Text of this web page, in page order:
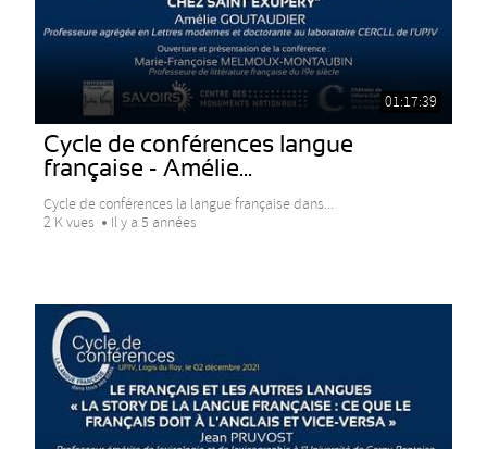
01:17:39
Cycle de conférences langue
française - Amélie...
Cycle de conférences la langue française dans...
2 K vues
Il y a 5 années